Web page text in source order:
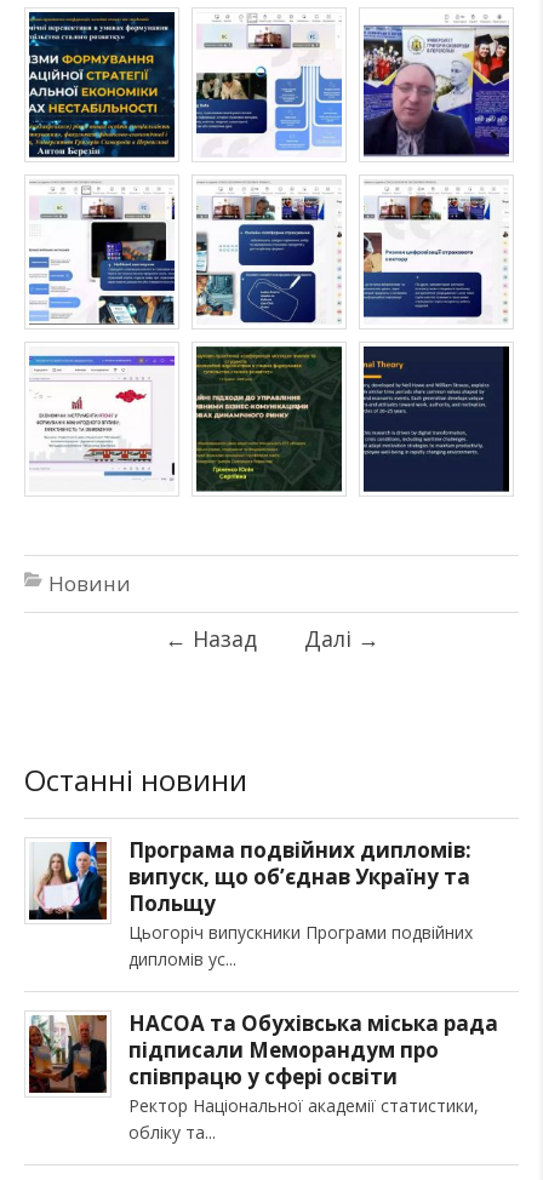
Новини
← Назад Далі →
Останні новини
Програма подвійних дипломів:
випуск, що об’єднав Україну та
Польщу
Цьогоріч випускники Програми подвійних
дипломів ус
НАСОА та Обухівська міська рада
підписали Меморандум про
співпрацю у сфері освіти
Ректор Національної академії статистики,
обліку та